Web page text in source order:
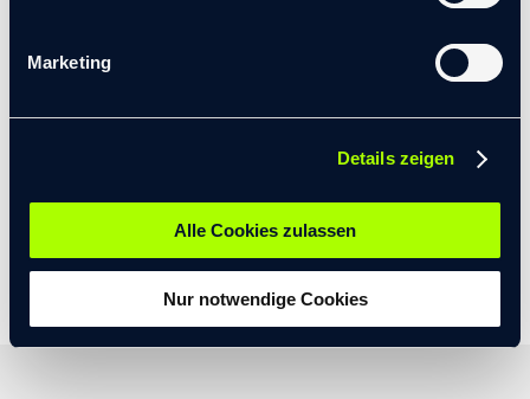
Marketing
Details zeigen
Alle Cookies zulassen
Nur notwendige Cookies